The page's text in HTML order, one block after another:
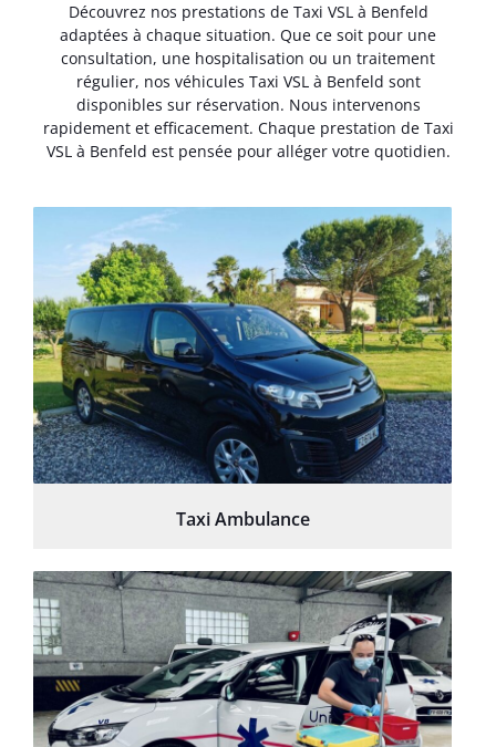
Découvrez nos prestations de Taxi VSL à Benfeld
adaptées à chaque situation. Que ce soit pour une
consultation, une hospitalisation ou un traitement
régulier, nos véhicules Taxi VSL à Benfeld sont
disponibles sur réservation. Nous intervenons
rapidement et efficacement. Chaque prestation de Taxi
VSL à Benfeld est pensée pour alléger votre quotidien.
Taxi Ambulance